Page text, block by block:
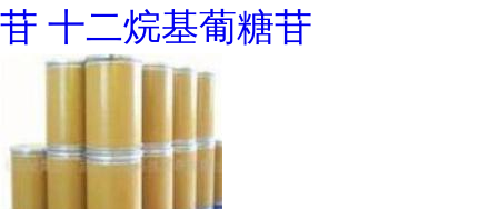
苷 十二烷基葡糖苷